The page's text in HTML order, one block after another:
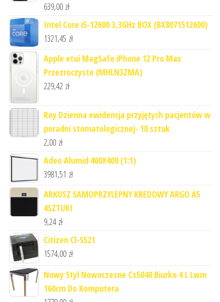
639,00 zł
Intel Core i5-12600 3,3GHz BOX (BX8071512600)
1321,45 zł
Apple etui MagSafe iPhone 12 Pro Max
Przezroczyste (MHLN3ZMA)
229,42 zł
Roy Dzienna ewidencja przyjętych pacjentów w
poradni stomatologicznej- 10 sztuk
2,00 zł
Adeo Alumid 400X400 (1:1)
3981,51 zł
ARKUSZ SAMOPRZYLEPNY KREDOWY ARGO A5
4SZTUKI
9,24 zł
Citizen Cl-S521
1574,00 zł
Nowy Styl Nowoczesne Cs5040 Biurko 4 L Lwm
160cm Do Komputera